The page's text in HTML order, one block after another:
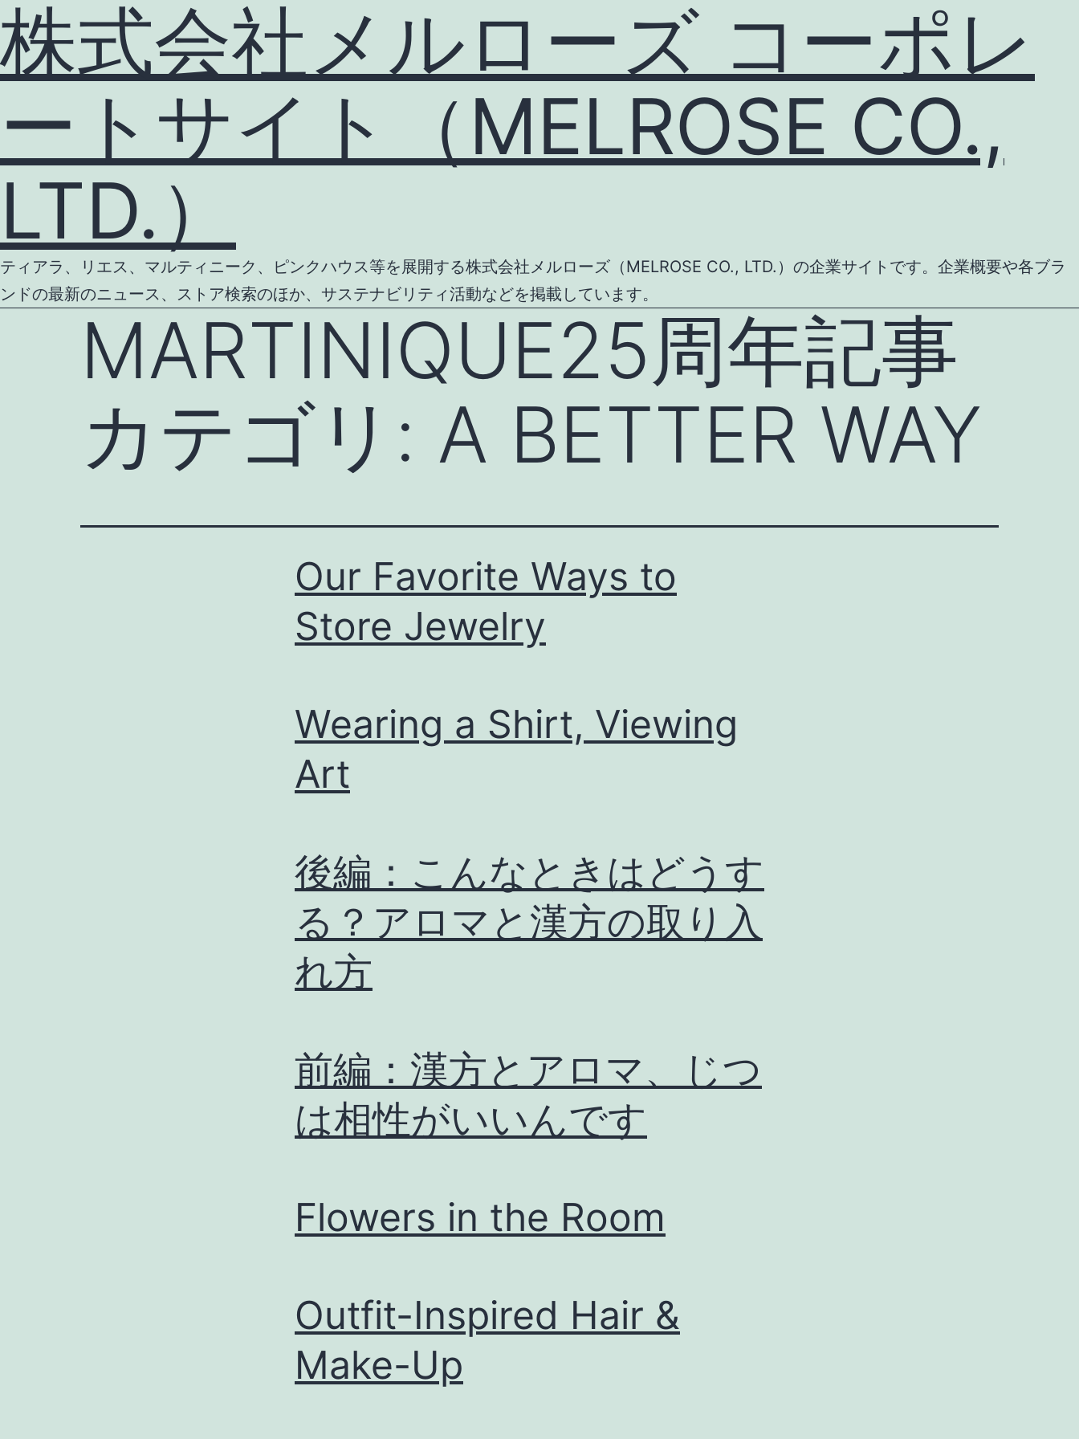
株式会社メルローズ コーポレ
ートサイト（MELROSE CO.,
LTD.）
ティアラ、リエス、マルティニーク、ピンクハウス等を展開する株式会社メルローズ（MELROSE CO., LTD.）の企業サイトです。企業概要や各ブラ
ンドの最新のニュース、ストア検索のほか、サステナビリティ活動などを掲載しています。
MARTINIQUE25周年記事
カテゴリ: A BETTER WAY
Our Favorite Ways to
Store Jewelry
Wearing a Shirt, Viewing
Art
後編：こんなときはどうす
る？アロマと漢方の取り入
れ方
前編：漢方とアロマ、じつ
は相性がいいんです
Flowers in the Room
Outfit-Inspired Hair &
Make-Up